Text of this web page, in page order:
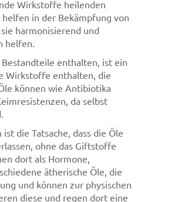
Wirkstoffe heilenden
in der Bekämpfung von
harmonisierend und
helfen.
enthalten, ist ein
Wirkstoffe enthalten, die
können wie Antibiotika
da selbst
die Tatsache, dass die Öle
ohne das Giftstoffe
dort als Hormone,
ätherische Öle, die
und können zur physischen
diese und regen dort eine